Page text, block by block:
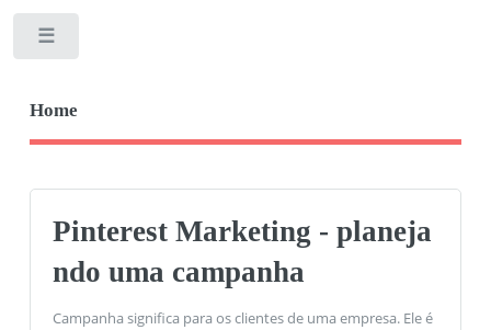
Home
Pinterest Marketing - planeja
ndo uma campanha
Campanha significa para os clientes de uma empresa. Ele é